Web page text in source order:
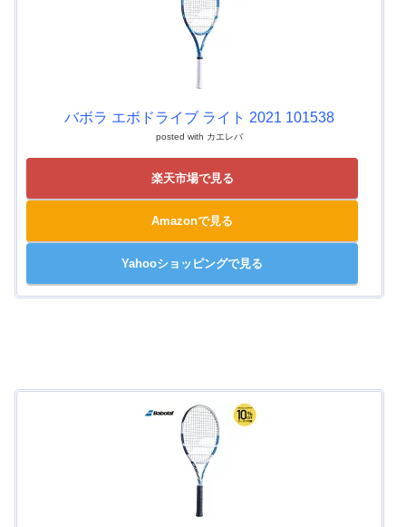
バボラ エボドライブ ライト 2021 101538
posted with カエレバ
楽天市場で見る
Amazonで見る
Yahooショッピングで見る